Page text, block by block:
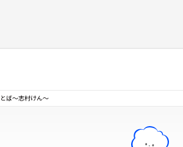
とば～志村けん～